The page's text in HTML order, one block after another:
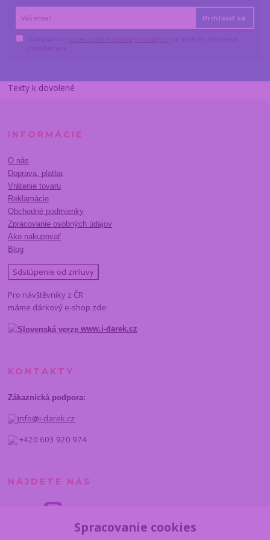
Prihlásiť sa
Texty k dovolené
INFORMÁCIE
O nás
Doprava, platba
Vrátenie tovaru
Reklamácie
Obchodné podmienky
Zpracovanie osobných údajov
Ako nakupovať
Blog
Sdstúpenie od zmluvy
Pro návštěvníky z ČR
máme dárkový e-shop zde:
www.i-darek.cz
KONTAKTY
Zákaznická podpora:
info@i-darek.cz
+420 603 920 974
NÁJDETE NÁS
Spracovanie cookies